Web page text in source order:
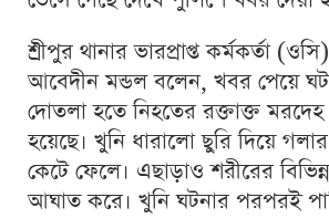
শ্রীপুর থানার ভারপ্রাপ্ত কর্মকর্তা
আবেদীন মন্ডল বলেন, খবর পেয়ে
দোতলা হতে নিহতের রক্তাক্ত মরদেহ
হয়েছে। খুনি ধারালো ছুরি দিয়ে
কেটে ফেলে। এছাড়াও শরীরের
আঘাত করে। খুনি ঘটনার পরপরই